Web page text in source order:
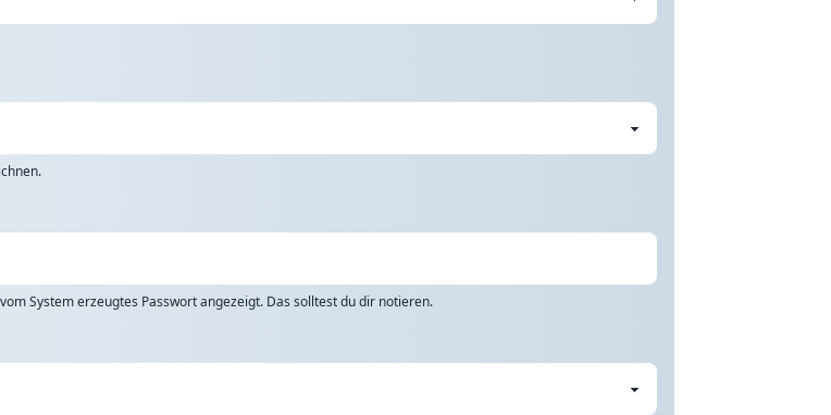
System erzeugtes Passwort angezeigt. Das solltest du dir notieren.